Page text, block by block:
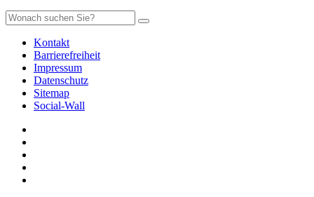
Kontakt
Barrierefreiheit
Impressum
Datenschutz
Sitemap
Social-Wall